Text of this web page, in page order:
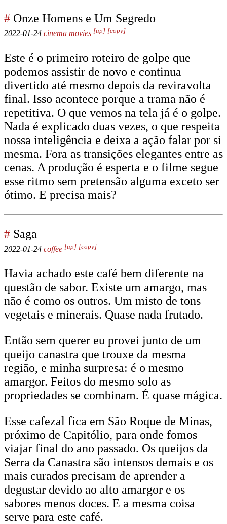
# Onze Homens e Um Segredo
2022-01-24 cinema movies [up] [copy]
Este é o primeiro roteiro de golpe que
podemos assistir de novo e continua
divertido até mesmo depois da reviravolta
final. Isso acontece porque a trama não é
repetitiva. O que vemos na tela já é o golpe.
Nada é explicado duas vezes, o que respeita
nossa inteligência e deixa a ação falar por si
mesma. Fora as transições elegantes entre as
cenas. A produção é esperta e o filme segue
esse ritmo sem pretensão alguma exceto ser
ótimo. E precisa mais?
# Saga
2022-01-24 coffee [up] [copy]
Havia achado este café bem diferente na
questão de sabor. Existe um amargo, mas
não é como os outros. Um misto de tons
vegetais e minerais. Quase nada frutado.
Então sem querer eu provei junto de um
queijo canastra que trouxe da mesma
região, e minha surpresa: é o mesmo
amargor. Feitos do mesmo solo as
propriedades se combinam. É quase mágica.
Esse cafezal fica em São Roque de Minas,
próximo de Capitólio, para onde fomos
viajar final do ano passado. Os queijos da
Serra da Canastra são intensos demais e os
mais curados precisam de aprender a
degustar devido ao alto amargor e os
sabores menos doces. E a mesma coisa
serve para este café.